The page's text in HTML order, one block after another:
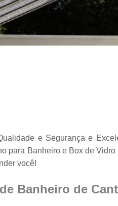
e Segurança e
para Banheiro e Box de
você!
Banheiro de